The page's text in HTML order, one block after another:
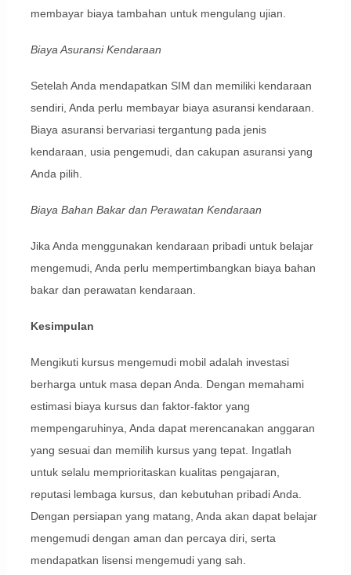
membayar biaya tambahan untuk mengulang ujian.
Biaya Asuransi Kendaraan
Setelah Anda mendapatkan SIM dan memiliki kendaraan
sendiri, Anda perlu membayar biaya asuransi kendaraan.
Biaya asuransi bervariasi tergantung pada jenis
kendaraan, usia pengemudi, dan cakupan asuransi yang
Anda pilih.
Biaya Bahan Bakar dan Perawatan Kendaraan
Jika Anda menggunakan kendaraan pribadi untuk belajar
mengemudi, Anda perlu mempertimbangkan biaya bahan
bakar dan perawatan kendaraan.
Kesimpulan
Mengikuti kursus mengemudi mobil adalah investasi
berharga untuk masa depan Anda. Dengan memahami
estimasi biaya kursus dan faktor-faktor yang
mempengaruhinya, Anda dapat merencanakan anggaran
yang sesuai dan memilih kursus yang tepat. Ingatlah
untuk selalu memprioritaskan kualitas pengajaran,
reputasi lembaga kursus, dan kebutuhan pribadi Anda.
Dengan persiapan yang matang, Anda akan dapat belajar
mengemudi dengan aman dan percaya diri, serta
mendapatkan lisensi mengemudi yang sah.